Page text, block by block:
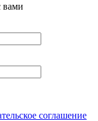
вами
соглашение